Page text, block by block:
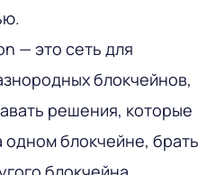
— это сеть для
блокчейнов,
решения, которые
блокчейне, брать